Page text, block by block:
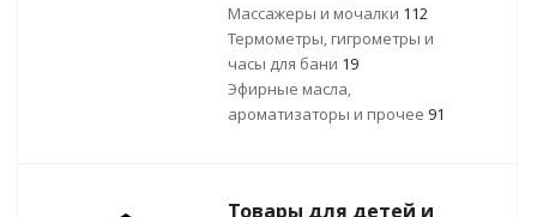
Массажеры и мочалки 112
Термометры, гигрометры и
часы для бани 19
Эфирные масла,
ароматизаторы и прочее 91
Товары для детей и